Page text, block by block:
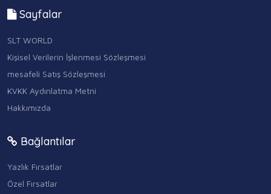
Sayfalar
SLT WORLD
Kişisel Verilerin İşlenmesi Sözleşmesi
mesafeli Satış Sözleşmesi
KVKK Aydınlatma Metni
Hakkımızda
Bağlantılar
Yazlık Fırsatlar
Özel Fırsatlar